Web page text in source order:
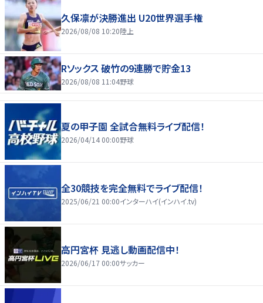
久保凛が決勝進出 U20世界選手権
2026/08/08 10:20陸上
Rソックス 破竹の9連勝で貯金13
2026/08/08 11:04野球
夏の甲子園 全試合無料ライブ配信！
2026/04/14 00:00野球
全30競技を完全無料でライブ配信！
2025/06/21 00:00インターハイ(インハイ.tv)
高円宮杯 見逃し動画配信中！
2026/06/17 00:00サッカー